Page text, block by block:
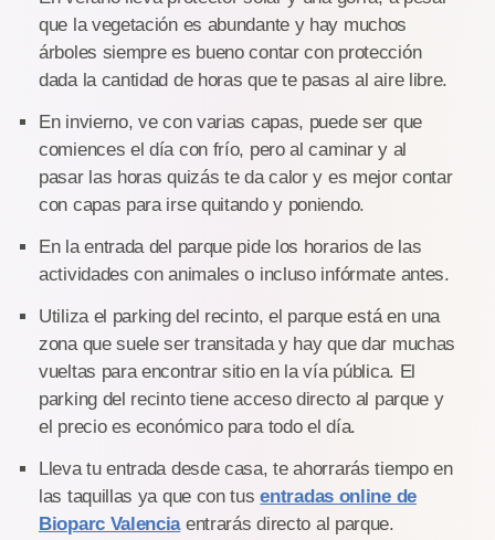
que la vegetación es abundante y hay muchos
árboles siempre es bueno contar con protección
dada la cantidad de horas que te pasas al aire libre.
En invierno, ve con varias capas, puede ser que
comiences el día con frío, pero al caminar y al
pasar las horas quizás te da calor y es mejor contar
con capas para irse quitando y poniendo.
En la entrada del parque pide los horarios de las
actividades con animales o incluso infórmate antes.
Utiliza el parking del recinto, el parque está en una
zona que suele ser transitada y hay que dar muchas
vueltas para encontrar sitio en la vía pública. El
parking del recinto tiene acceso directo al parque y
el precio es económico para todo el día.
Lleva tu entrada desde casa, te ahorrarás tiempo en
las taquillas ya que con tusentradas online de
Bioparc Valenciaentrarás directo al parque.